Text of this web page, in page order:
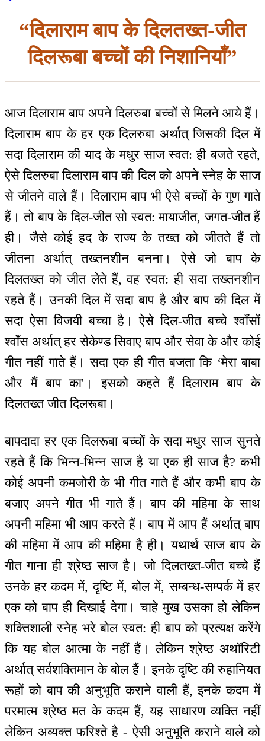
“दिलाराम बाप के दिलतख्त-जीत
दिलरूबा बच्चों की निशानियाँ”
आज दिलाराम बाप अपने दिलरुबा बच्चों से मिलने आये हैं।
दिलाराम बाप के हर एक दिलरुबा अर्थात् जिसकी दिल में
सदा दिलाराम की याद के मधुर साज स्वत: ही बजते रहते,
ऐसे दिलरुबा दिलाराम बाप की दिल को अपने स्नेह के साज
से जीतने वाले हैं। दिलाराम बाप भी ऐसे बच्चों के गुण गाते
हैं। तो बाप के दिल-जीत सो स्वत: मायाजीत, जगत-जीत हैं
ही। जैसे कोई हद के राज्य के तख्त को जीतते हैं तो
जीतना अर्थात् तख्तनशीन बनना। ऐसे जो बाप के
दिलतख्त को जीत लेते हैं, वह स्वत: ही सदा तख्तनशीन
रहते हैं। उनकी दिल में सदा बाप है और बाप की दिल में
सदा ऐसा विजयी बच्चा है। ऐसे दिल-जीत बच्चे श्वाँसों
श्वाँस अर्थात् हर सेकेण्ड सिवाए बाप और सेवा के और कोई
गीत नहीं गाते हैं। सदा एक ही गीत बजता कि ‘मेरा बाबा
और मैं बाप का'। इसको कहते हैं दिलाराम बाप के
दिलतख्त जीत दिलरूबा।
बापदादा हर एक दिलरूबा बच्चों के सदा मधुर साज सुनते
रहते हैं कि भिन्न-भिन्न साज है या एक ही साज है? कभी
कोई अपनी कमजोरी के भी गीत गाते हैं और कभी बाप के
बजाए अपने गीत भी गाते हैं। बाप की महिमा के साथ
अपनी महिमा भी आप करते हैं। बाप में आप हैं अर्थात् बाप
की महिमा में आप की महिमा है ही। यथार्थ साज बाप के
गीत गाना ही श्रेष्ठ साज है। जो दिलतख्त-जीत बच्चे हैं
उनके हर कदम में, दृष्टि में, बोल में, सम्बन्ध-सम्पर्क में हर
एक को बाप ही दिखाई देगा। चाहे मुख उसका हो लेकिन
शक्तिशाली स्नेह भरे बोल स्वत: ही बाप को प्रत्यक्ष करेंगे
कि यह बोल आत्मा के नहीं हैं। लेकिन श्रेष्ठ अथॉरिटी
अर्थात् सर्वशक्तिमान के बोल हैं। इनके दृष्टि की रुहानियत
रूहों को बाप की अनुभूति कराने वाली हैं, इनके कदम में
परमात्म श्रेष्ठ मत के कदम हैं, यह साधारण व्यक्ति नहीं
लेकिन अव्यक्त फरिश्ते है - ऐसी अनुभूति कराने वाले को